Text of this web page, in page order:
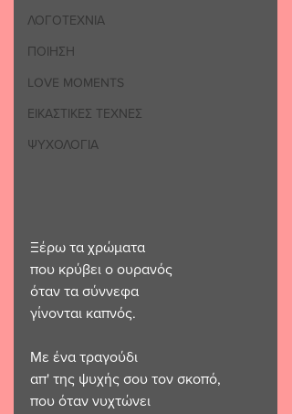
ΛΟΓΟΤΕΧΝΙΑ
ΠΟΙΗΣΗ
LOVE MOMENTS
ΕΙΚΑΣΤΙΚΕΣ ΤΕΧΝΕΣ
ΨΥΧΟΛΟΓΙΑ
Ξέρω τα χρώματα
που κρύβει ο ουρανός
όταν τα σύννεφα
γίνονται καπνός.
Με ένα τραγούδι
απ' της ψυχής σου τον σκοπό,
που όταν νυχτώνει